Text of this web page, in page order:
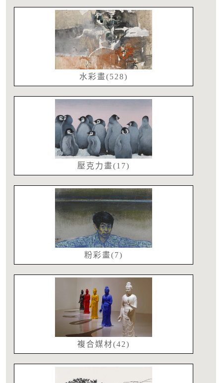
水彩畫(528)
壓克力畫(17)
粉彩畫(7)
複合媒材(42)